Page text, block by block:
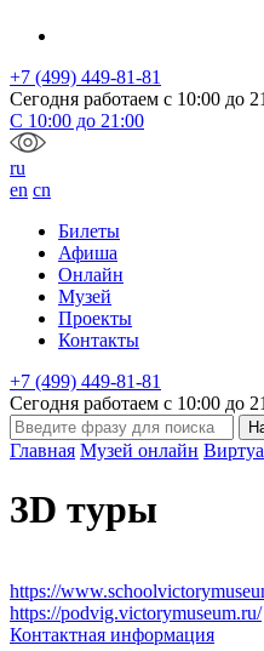
+7 (499) 449-81-81
Сегодня работаем с 10:00 до
С 10:00 до 21:00
ru
en cn
Билеты
Афиша
Онлайн
Музей
Проекты
Контакты
+7 (499) 449-81-81
Сегодня работаем с 10:00 до
Главная Музей онлайн
3D туры
https://
https://podvig.victorymuseum.ru/
Контактная информация